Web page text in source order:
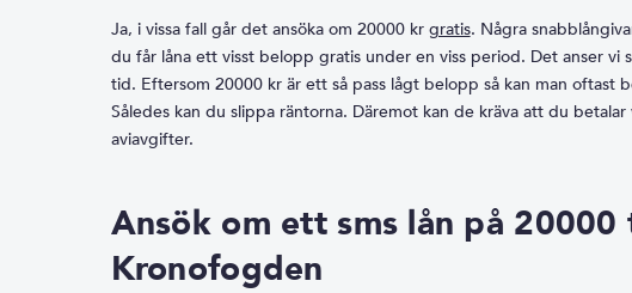
Ja, i vissa fall går det ansöka om 20000 kr gratis. Några
du får låna ett visst belopp gratis under en viss period. Det anser
tid. Eftersom 20000 kr är ett så pass lågt belopp så kan man oftast
Således kan du slippa räntorna. Däremot kan de kräva att du
aviavgifter.
Ansök om ett sms lån på
Kronofogden